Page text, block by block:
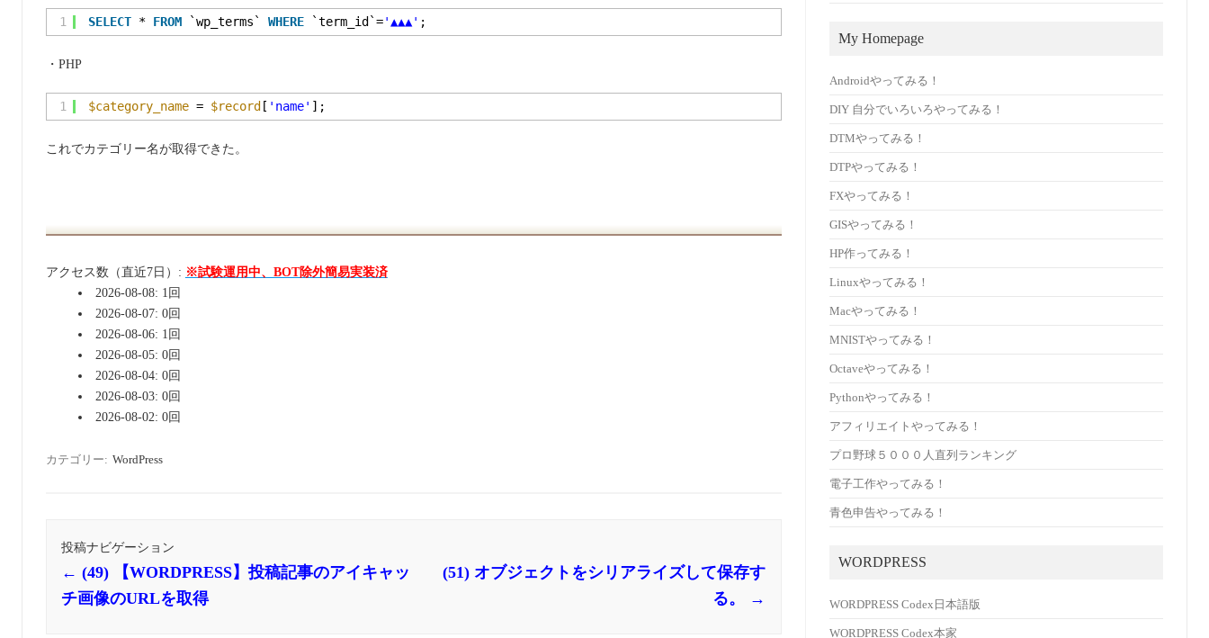
1 SELECT * FROM `wp_terms` WHERE `term_id`='▲▲▲' ;
・PHP
1 $category_name = $record [ 'name' ];
これでカテゴリー名が取得できた。
アクセス数（直近7日）: ※試験運用中、BOT除外簡易実装済
2026-08-08: 1回
2026-08-07: 0回
2026-08-06: 1回
2026-08-05: 0回
2026-08-04: 0回
2026-08-03: 0回
2026-08-02: 0回
カテゴリー: WordPress
投稿ナビゲーション
← (49) 【WORDPRESS】投稿記事のアイキャッ
チ画像のURLを取得
(51) オブジェクトをシリアライズして保存す
る。
→
My Homepage
Androidやってみる！
DIY 自分でいろいろやってみる！
DTMやってみる！
DTPやってみる！
FXやってみる！
GISやってみる！
HP作ってみる！
Linuxやってみる！
Macやってみる！
MNISTやってみる！
Octaveやってみる！
Pythonやってみる！
アフィリエイトやってみる！
プロ野球５０００人直列ランキング
電子工作やってみる！
青色申告やってみる！
WORDPRESS
WORDPRESS Codex日本語版
WORDPRESS Codex本家